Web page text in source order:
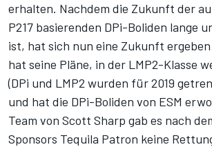
erhalten. Nachdem die Zukunft der
P217 basierenden DPi-Boliden lange
ist, hat sich nun eine Zukunft
hat seine Pläne, in der LMP2-Klasse
(DPi und LMP2 wurden für 2019
und hat die DPi-Boliden von ESM
Team von Scott Sharp gab es nach
Sponsors Tequila Patron keine